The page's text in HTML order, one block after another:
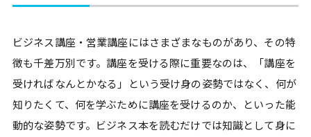
ビジネス講座・営業講座にはさまざまなものがあり、その特
徴も千差万別です。講座を受ける際に重要なのは、「講座を
受ければなんとかなる」という受け身の姿勢ではなく、何が
知りたくて、何を学ぶために講座を受けるのか、といった能
動的な姿勢です。ビジネス本を読むだけでは知識として身に